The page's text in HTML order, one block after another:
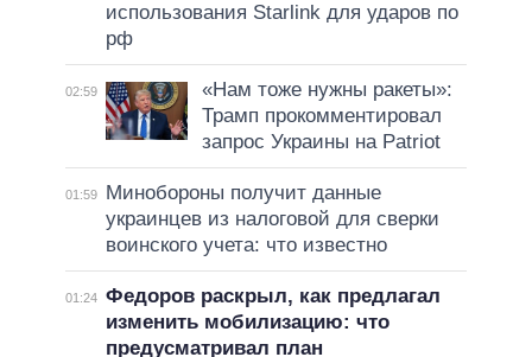
использования Starlink для ударов по
рф
02:59
«Нам тоже нужны ракеты»:
Трамп прокомментировал
запрос Украины на Patriot
01:59
Минобороны получит данные
украинцев из налоговой для сверки
воинского учета: что известно
01:24 Федоров раскрыл, как предлагал
изменить мобилизацию: что
предусматривал план